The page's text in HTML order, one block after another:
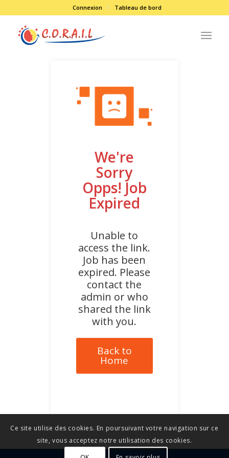
Connexion Tableau de bord
We're
Sorry
Opps! Job
Expired
Unable to
access the link.
Job has been
expired. Please
contact the
admin or who
shared the link
with you.
Back to
Home
Ce site utilise des cookies. En poursuivant votre navigation sur ce
site, vous acceptez notre utilisation des cookies.